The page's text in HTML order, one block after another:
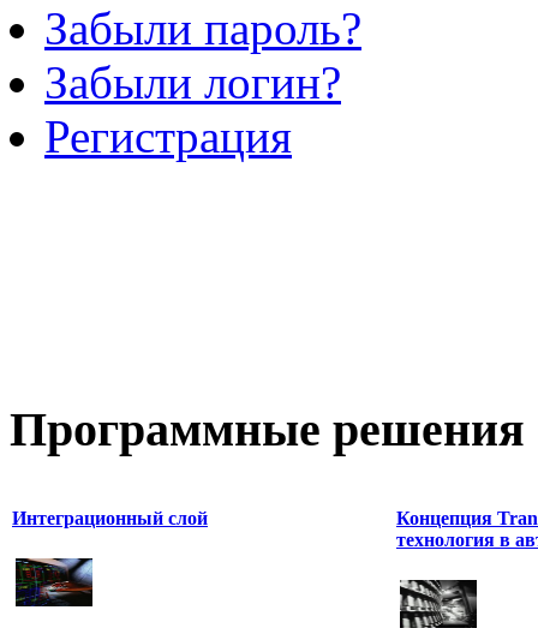
Забыли пароль?
Забыли логин?
Регистрация
Программные решения
Интеграционный слой
Концепция
технология в